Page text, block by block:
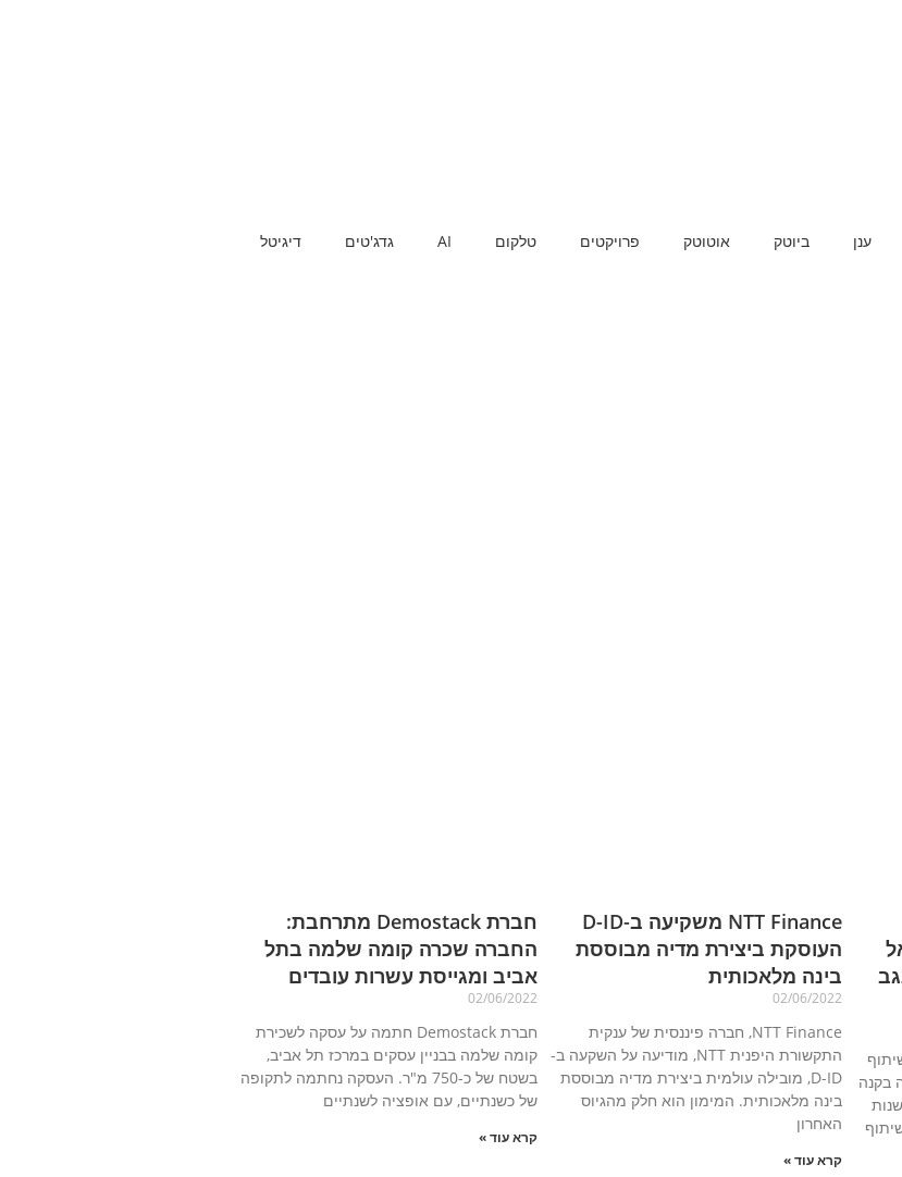
ענן ביוטק אוטוטק פרויקטים טלקום AI גדג'טים דיגיטל
בקנה
NTT Finance משקיעה ב-D-ID
העוסקת ביצירת מדיה מבוססת
בינה מלאכותית
02/06/2022
NTT Finance, חברה פיננסית של ענקית
התקשורת היפנית NTT, מודיעה על השקעה ב-
D-ID, מובילה עולמית ביצירת מדיה מבוססת
בינה מלאכותית. המימון הוא חלק מהגיוס
האחרון
קרא עוד »
חברת Demostack מתרחבת:
החברה שכרה קומה שלמה בתל
אביב ומגייסת עשרות עובדים
02/06/2022
חברת Demostack חתמה על עסקה לשכירת
קומה שלמה בבניין עסקים במרכז תל אביב,
בשטח של כ-750 מ"ר. העסקה נחתמה לתקופה
של כשנתיים, עם אופציה לשנתיים
קרא עוד »